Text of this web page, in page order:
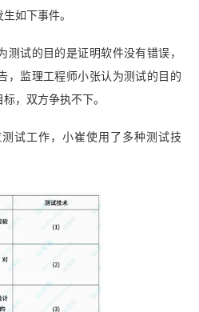
如下事件。
测试的目的是证明软件没有错误，
，监理工程师小张认为测试的目的
，双方争执不下。
测试工作，小崔使用了多种测试技